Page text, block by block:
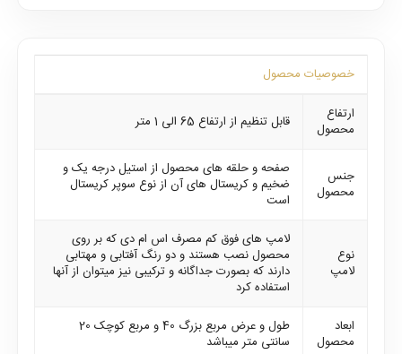
خصوصیات محصول
ارتفاع
محصول
قابل تنظیم از ارتفاع 65 الی 1 متر
جنس
محصول
صفحه و حلقه های محصول از استیل درجه یک و
ضخیم و کریستال های آن از نوع سوپر کریستال
است
نوع
لامپ
لامپ های فوق کم مصرف اس ام دی که بر روی
محصول نصب هستند و دو رنگ آفتابی و مهتابی
دارند که بصورت جداگانه و ترکیبی نیز میتوان از آنها
استفاده کرد
ابعاد
محصول
طول و عرض مربع بزرگ 40 و مربع کوچک 20
سانتی متر میباشد